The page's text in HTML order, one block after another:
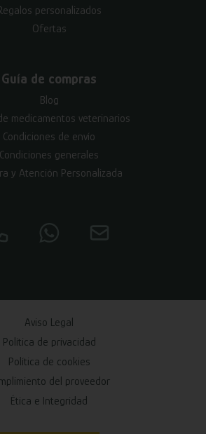
personalizados
Ofertas
Guía de compras
Blog
medicamentos veterinarios
Condiciones de envío
Condiciones generales
y Atención Personalizada
Aviso Legal
Política de privacidad
Política de cookies
del proveedor
Ética e Integridad